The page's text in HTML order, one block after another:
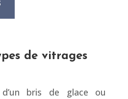
de vitrages
bris de glace ou